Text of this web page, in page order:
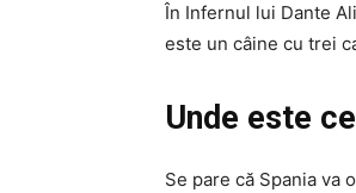
În Infernul lui Dante
este un câine cu trei
Unde este
Se pare că Spania va